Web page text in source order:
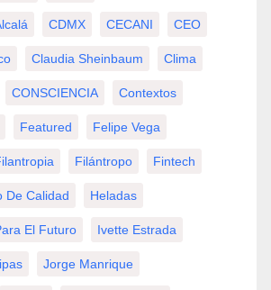
CDMX CECANI CEO
Claudia Sheinbaum Clima
CONSCIENCIA Contextos
Featured Felipe Vega
Filántropo Fintech
De Calidad Heladas
El Futuro Ivette Estrada
Jorge Manrique